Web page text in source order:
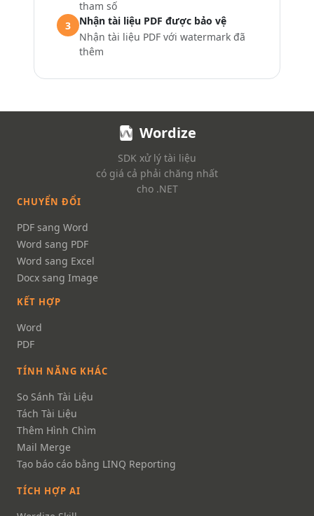
tham số
3
Nhận tài liệu PDF được bảo vệ
Nhận tài liệu PDF với watermark đã
thêm
Wordize
SDK xử lý tài liệu
có giá cả phải chăng nhất
cho .NET
CHUYỂN ĐỔI
PDF sang Word
Word sang PDF
Word sang Excel
Docx sang Image
KẾT HỢP
Word
PDF
TÍNH NĂNG KHÁC
So Sánh Tài Liệu
Tách Tài Liệu
Thêm Hình Chìm
Mail Merge
Tạo báo cáo bằng LINQ Reporting
TÍCH HỢP AI